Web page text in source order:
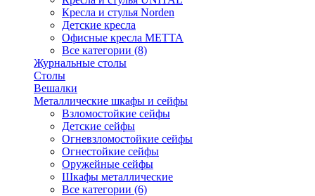
Кресла и стулья Norden
Детские кресла
Офисные кресла МЕТТА
Все категории (8)
Журнальные столы
Столы
Вешалки
Металлические шкафы и сейфы
Взломостойкие сейфы
Детские сейфы
Огневзломостойкие сейфы
Огнестойкие сейфы
Оружейные сейфы
Шкафы металлические
Все категории (6)